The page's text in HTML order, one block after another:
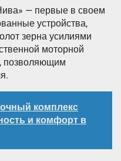
— первые в своем
устройства,
зерна усилиями
моторной
позволяющим
комплекс
и комфорт в